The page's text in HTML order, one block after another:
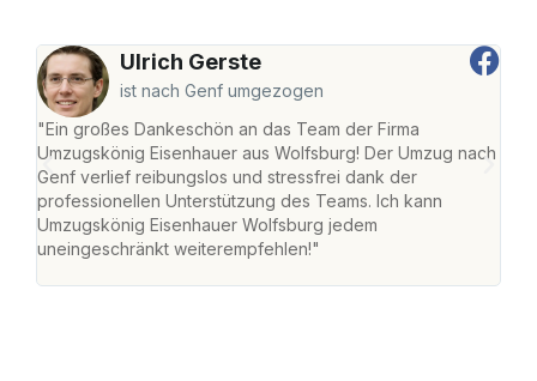
Ulrich Gerste
ist nach Genf umgezogen
"Ein großes Dankeschön an das Team der Firma
Umzugskönig Eisenhauer aus Wolfsburg! Der Umzug nach
Genf verlief reibungslos und stressfrei dank der
professionellen Unterstützung des Teams. Ich kann
Umzugskönig Eisenhauer Wolfsburg jedem
uneingeschränkt weiterempfehlen!"